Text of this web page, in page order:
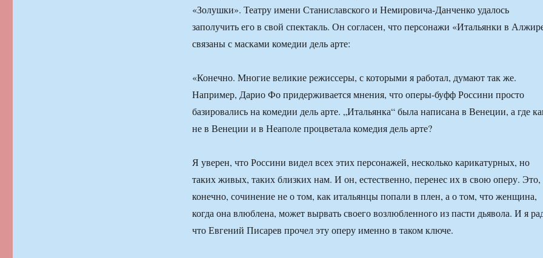
«Золушки». Театру имени Станиславского и Немировича-Данченко удалось
заполучить его в свой спектакль. Он согласен, что персонажи «Итальянки в
связаны с масками комедии дель арте:
«Конечно. Многие великие режиссеры, с которыми я работал, думают так же.
Например, Дарио Фо придерживается мнения, что оперы-буфф Россини просто
базировались на комедии дель арте. „Итальянка“ была написана в Венеции, а где
не в Венеции и в Неаполе процветала комедия дель арте?
Я уверен, что Россини видел всех этих персонажей, несколько карикатурных, но
таких живых, таких близких нам. И он, естественно, перенес их в свою оперу. Это,
конечно, сочинение не о том, как итальянцы попали в плен, а о том, что женщина,
когда она влюблена, может вырвать своего возлюбленного из пасти дьявола. И я
что Евгений Писарев прочел эту оперу именно в таком ключе.